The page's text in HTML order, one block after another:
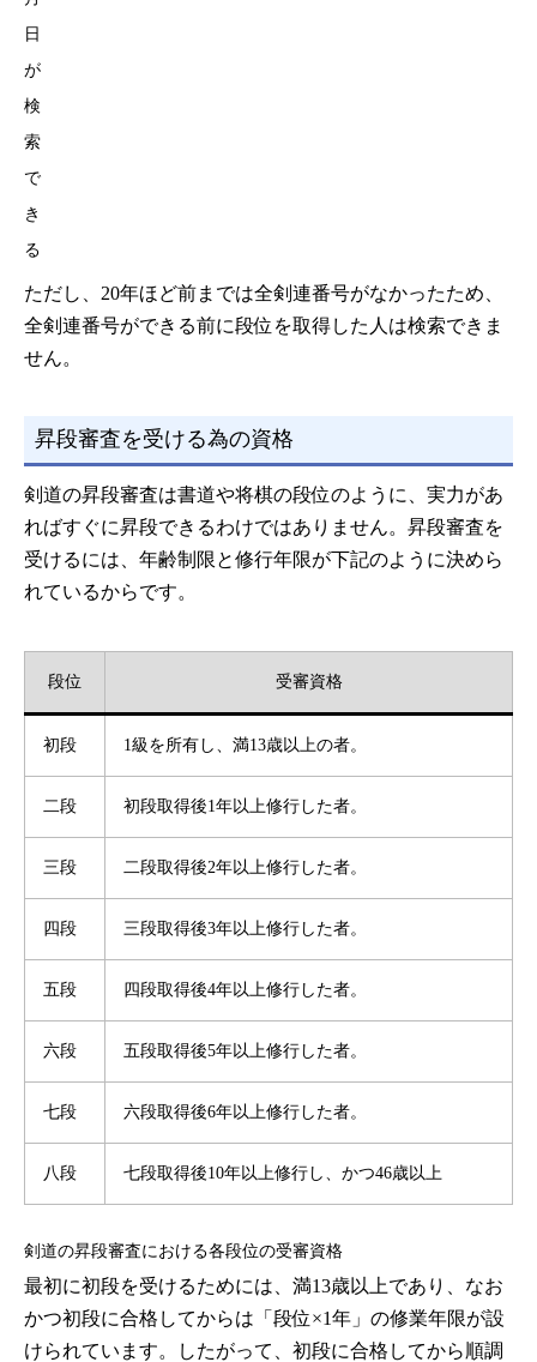
日
が
検
索
で
き
る
ただし、20年ほど前までは全剣連番号がなかったため、
全剣連番号ができる前に段位を取得した人は検索できま
せん。
昇段審査を受ける為の資格
剣道の昇段審査は書道や将棋の段位のように、実力があ
ればすぐに昇段できるわけではありません。昇段審査を
受けるには、年齢制限と修行年限が下記のように決めら
れているからです。
段位 受審資格
初段 1級を所有し、満13歳以上の者。
二段 初段取得後1年以上修行した者。
三段 二段取得後2年以上修行した者。
四段 三段取得後3年以上修行した者。
五段 四段取得後4年以上修行した者。
六段 五段取得後5年以上修行した者。
七段 六段取得後6年以上修行した者。
八段 七段取得後10年以上修行し、かつ46歳以上
剣道の昇段審査における各段位の受審資格
最初に初段を受けるためには、満13歳以上であり、なお
かつ初段に合格してからは「段位×1年」の修業年限が設
けられています。したがって、初段に合格してから順調